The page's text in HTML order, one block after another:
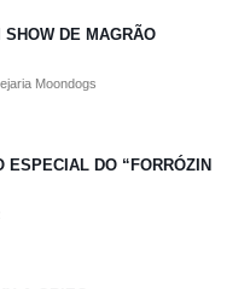
DE MAGRÃO
Moondogs
ESPECIAL DO “FORRÓZIN